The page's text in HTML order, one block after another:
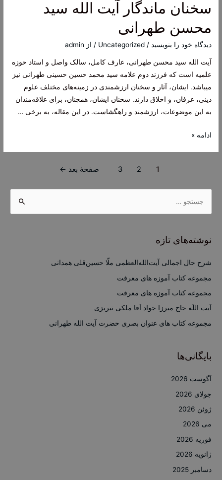
الله
محسن
طهرانی
سخنان ماندگار آیت الله سید
محسن طهرانی
دیدگاه‌ خود را بنویسید /
Uncategorized / از admin
آیت الله سید محسن طهرانی، عارف کامل، سالک واصل و استاد حوزه
علمیه است که فرزند دوم علامه سید محمد حسین حسینی طهرانی نیز
میباشد. ایشان، آثار و سخنان ارزشمندی در زمینه‌های مختلف علوم
دینی، عرفان، و اخلاق دارند. سخنان ایشان، همچنان، برای علاقه‌مندان
به این موضوعات، ارزشمند و راهگشاست. در این مقاله، به برخی …
سخنان
ادامه »
نوشته‌ها
1
2
3 صفحهٔ بعد ←
ب
ی
نوشته‌های تازه
شرح حال اجمالی آیت‌الله‌العظمی ملّا حسین‌قلی همدانی
مجموعه کتاب آموزه های معرفت
مجموعه کتاب آموزه های معرفت
آیت اللَه حاج میرزا جواد آقا ملکی تبریزی
مجموعه کتاب های عنوان بصری حضرت آیت الله طهرانی
بایگانی‌ها
آگوست 2026
جولای 2026
ژوئن 2026
می 2026
فوریه 2026
ژانویه 2026
دسامبر 2025